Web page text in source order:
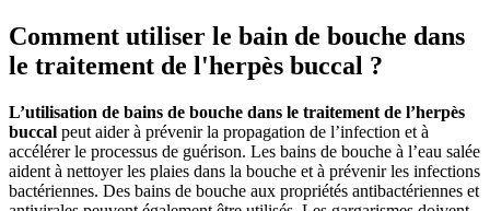
Comment utiliser le bain de bouche dans
le traitement de l'herpès buccal ?
L’utilisation de bains de bouche dans le traitement de l’herpès
buccal peut aider à prévenir la propagation de l’infection et à
accélérer le processus de guérison. Les bains de bouche à l’eau salée
aident à nettoyer les plaies dans la bouche et à prévenir les infections
bactériennes. Des bains de bouche aux propriétés antibactériennes et